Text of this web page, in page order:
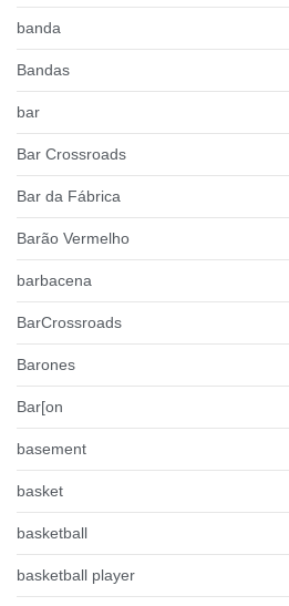
banda
Bandas
bar
Bar Crossroads
Bar da Fábrica
Barão Vermelho
barbacena
BarCrossroads
Barones
Bar[on
basement
basket
basketball
basketball player